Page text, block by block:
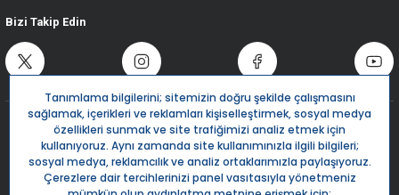
Bizi Takip Edin
Destek Hattı